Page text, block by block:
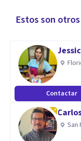
Estos son
Contactar
San